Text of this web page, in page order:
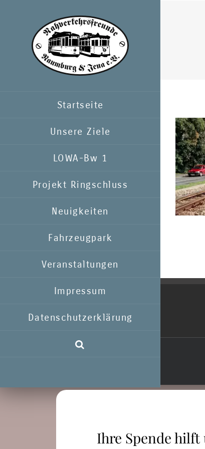
springen
Startseite
Unsere Ziele
LOWA-Bw 1
Projekt Ringschluss
Neuigkeiten
Fahrzeugpark
Veranstaltungen
Impressum
Datenschutzerklärung
Ihre Spende hilft